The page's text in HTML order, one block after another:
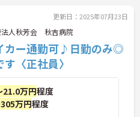
更新日：2025年07月23日
法人秋芳会 秋吉病院
カー通勤可♪日勤のみ◎
〈正社員〉
21.0万円程度
万円程度